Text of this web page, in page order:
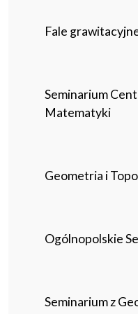
Fale
Seminarium
Matematyki
Geometria i
Ogólnopolskie
Seminarium z